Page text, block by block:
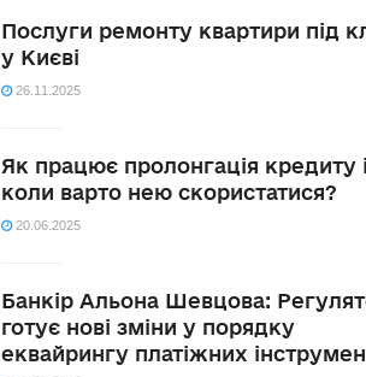
Послуги ремонту квартири під
у Києві
26.11.2025
Як працює пролонгація кредиту і
коли варто нею скористатися?
20.06.2025
Банкір Альона Шевцова:
готує нові зміни у порядку
еквайрингу платіжних